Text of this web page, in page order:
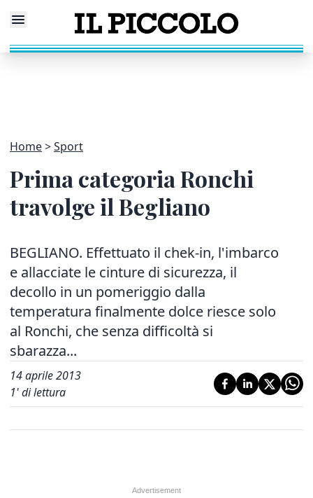
Home Sport
Prima categoria Ronchi
travolge il Begliano
BEGLIANO. Effettuato il chek-in, l'imbarco
e allacciate le cinture di sicurezza, il
decollo in un pomeriggio dalla
temperatura finalmente dolce riesce solo
al Ronchi, che senza difficoltà si
sbarazza...
14 aprile 2013
1' di lettura